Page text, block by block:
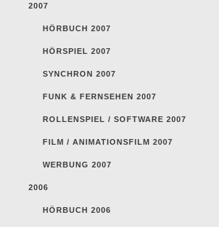
2007
HÖRBUCH 2007
HÖRSPIEL 2007
SYNCHRON 2007
FUNK & FERNSEHEN 2007
ROLLENSPIEL / SOFTWARE 2007
FILM / ANIMATIONSFILM 2007
WERBUNG 2007
2006
HÖRBUCH 2006